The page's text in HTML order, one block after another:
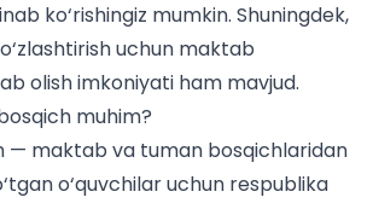
ko‘rishingiz mumkin. Shuningdek,
uchun maktab
olishimkoniyati ham mavjud.
muhim?
— maktab va tuman bosqichlaridan
o‘quvchilar uchun respublika